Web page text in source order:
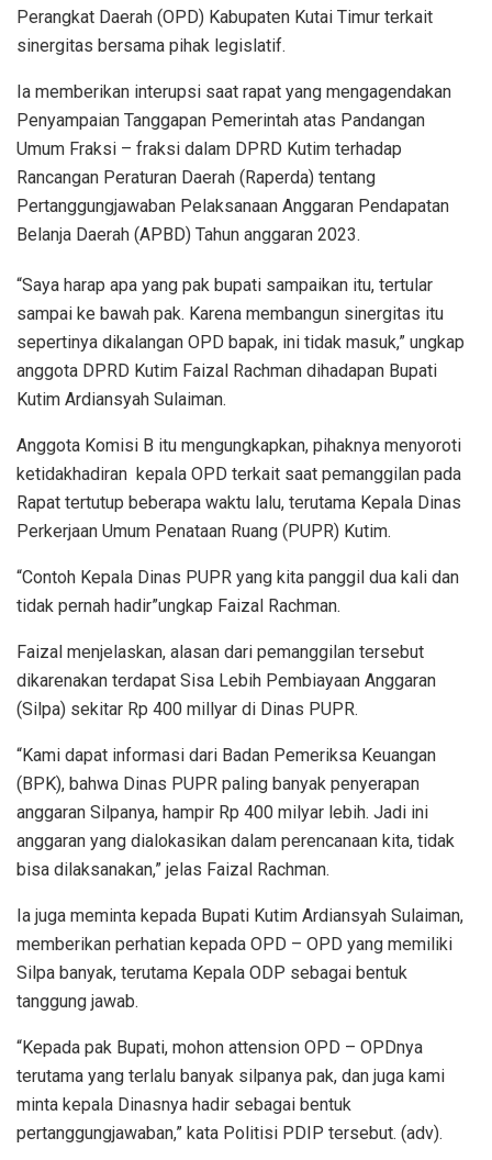
Perangkat Daerah (OPD) Kabupaten Kutai Timur terkait
sinergitas bersama pihak legislatif.
Ia memberikan interupsi saat rapat yang mengagendakan
Penyampaian Tanggapan Pemerintah atas Pandangan
Umum Fraksi – fraksi dalam DPRD Kutim terhadap
Rancangan Peraturan Daerah (Raperda) tentang
Pertanggungjawaban Pelaksanaan Anggaran Pendapatan
Belanja Daerah (APBD) Tahun anggaran 2023.
“Saya harap apa yang pak bupati sampaikan itu, tertular
sampai ke bawah pak. Karena membangun sinergitas itu
sepertinya dikalangan OPD bapak, ini tidak masuk,” ungkap
anggota DPRD Kutim Faizal Rachman dihadapan Bupati
Kutim Ardiansyah Sulaiman.
Anggota Komisi B itu mengungkapkan, pihaknya menyoroti
ketidakhadiran kepala OPD terkait saat pemanggilan pada
Rapat tertutup beberapa waktu lalu, terutama Kepala Dinas
Perkerjaan Umum Penataan Ruang (PUPR) Kutim.
“Contoh Kepala Dinas PUPR yang kita panggil dua kali dan
tidak pernah hadir”ungkap Faizal Rachman.
Faizal menjelaskan, alasan dari pemanggilan tersebut
dikarenakan terdapat Sisa Lebih Pembiayaan Anggaran
(Silpa) sekitar Rp 400 millyar di Dinas PUPR.
“Kami dapat informasi dari Badan Pemeriksa Keuangan
(BPK), bahwa Dinas PUPR paling banyak penyerapan
anggaran Silpanya, hampir Rp 400 milyar lebih. Jadi ini
anggaran yang dialokasikan dalam perencanaan kita, tidak
bisa dilaksanakan,” jelas Faizal Rachman.
Ia juga meminta kepada Bupati Kutim Ardiansyah Sulaiman,
memberikan perhatian kepada OPD – OPD yang memiliki
Silpa banyak, terutama Kepala ODP sebagai bentuk
tanggung jawab.
“Kepada pak Bupati, mohon attension OPD – OPDnya
terutama yang terlalu banyak silpanya pak, dan juga kami
minta kepala Dinasnya hadir sebagai bentuk
pertanggungjawaban,” kata Politisi PDIP tersebut. (adv).